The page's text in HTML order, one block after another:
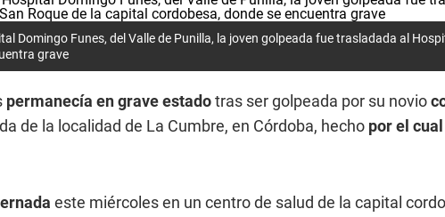
Domingo Funes, del Valle de Punilla, la joven golpeada fue trasladada al
grave
permanecía en grave estadotras ser golpeada por su novio
de la localidad de La Cumbre, en Córdoba, hecho por el
este miércoles en un centro de salud de la capital